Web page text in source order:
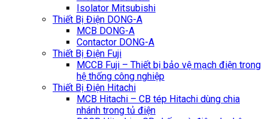
Isolator Mitsubishi
Thiết Bị Điện DONG-A
MCB DONG-A
Contactor DONG-A
Thiết Bị Điện Fuji
MCCB Fuji – Thiết bị bảo vệ mạch điện trong
hệ thống công nghiệp
Thiết Bị Điện Hitachi
MCB Hitachi – CB tép Hitachi dùng chia
nhánh trong tủ điện